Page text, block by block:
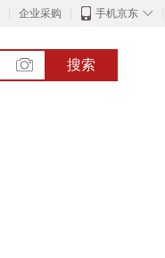
企业采购 ◇
手机京东
搜索